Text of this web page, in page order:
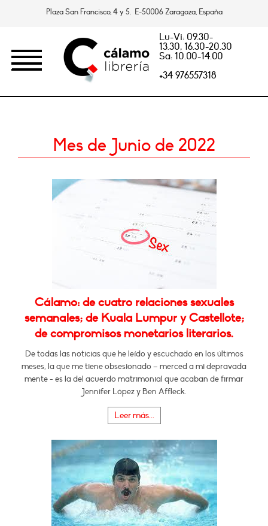
Plaza San Francisco, 4 y 5. E-50006 Zaragoza, España
Lu-Vi: 09.30-
13.30, 16.30-20.30
Sa: 10.00-14.00
+34 976557318
Mes de Junio de 2022
Cálamo: de cuatro relaciones sexuales
semanales; de Kuala Lumpur y Castellote;
de compromisos monetarios literarios.
De todas las noticias que he leído y escuchado en los últimos
meses, la que me tiene obsesionado – merced a mi depravada
mente - es la del acuerdo matrimonial que acaban de firmar
Jennifer López y Ben Affleck.
Leer más...